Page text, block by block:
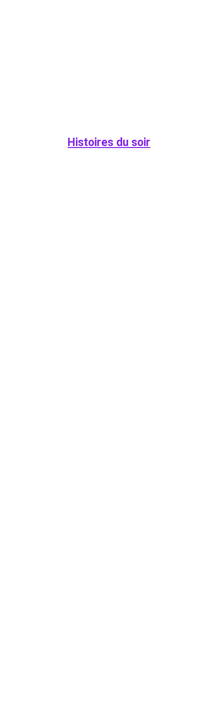
Histoires du soir